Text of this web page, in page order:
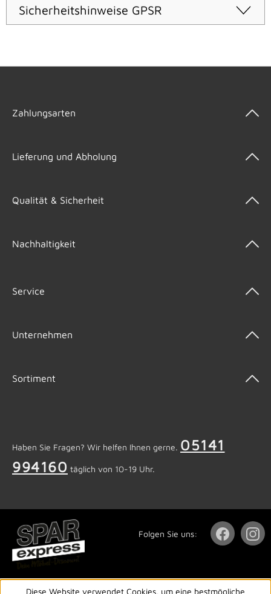
Sicherheitshinweise GPSR
Zahlungsarten
Lieferung und Abholung
Qualität & Sicherheit
Nachhaltigkeit
Service
Unternehmen
Sortiment
Haben Sie Fragen? Wir helfen Ihnen gerne. 05141
994160 täglich von 10-19 Uhr.
Folgen Sie uns:
Diese Website verwendet Cookies, um eine bestmögliche